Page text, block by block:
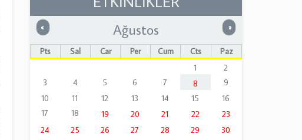
« Önceki »Sonraki
Ağustos
Pts Sal Çar Per Cum Cts
Paz
1
2
3
4 5 6 7 8
9
10
11 12 13 14 15
16
17
18 19 20 21 22
23
24
25 26 27 28 29
30